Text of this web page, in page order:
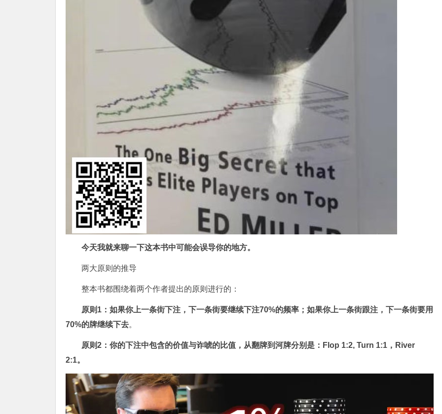
今天我就来聊一下这本书中可能会误导你的地方。
两大原则的推导
整本书都围绕着两个作者提出的原则进行的：
原则1：如果你上一条街下注，下一条街要继续下注70%的频率；如果你上一条街跟注，下一条街要用
70%的牌继续下去。
原则2：你的下注中包含的价值与诈唬的比值，从翻牌到河牌分别是：Flop 1:2, Turn 1:1，River
2:1。